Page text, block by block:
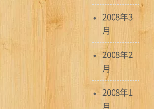
2008年3
月
2008年2
月
2008年1
月